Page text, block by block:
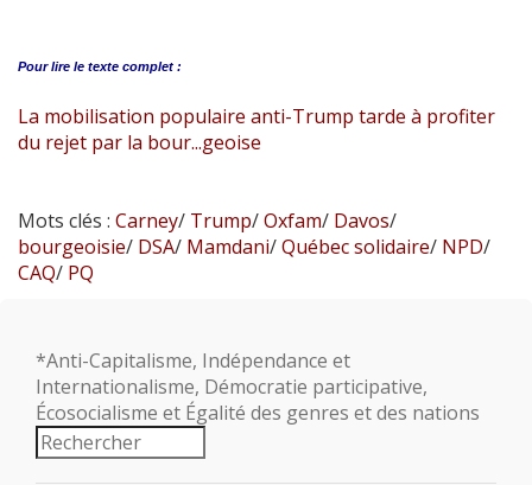
Pour lire le texte complet :
La mobilisation populaire anti-Trump tarde à profiter
du rejet par la bour...geoise
Mots clés : Carney/ Trump/Oxfam/ Davos/
bourgeoisie/ DSA/ Mamdani/Québec solidaire/ NPD/
CAQ/ PQ
*Anti-Capitalisme, Indépendance et
Internationalisme, Démocratie participative,
Écosocialisme et Égalité des genres et des nations